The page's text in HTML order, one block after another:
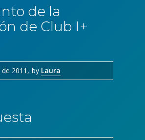
de la
de Club I+
2011 by Laura